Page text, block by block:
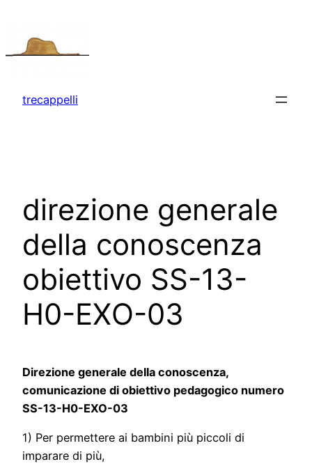
contenuto
trecappelli
direzione generale
della conoscenza
obiettivo SS-13-
H0-EXO-03
Direzione generale della conoscenza,
comunicazione di obiettivo pedagogico numero
SS-13-H0-EXO-03
1) Per permettere ai bambini più piccoli di
imparare di più,